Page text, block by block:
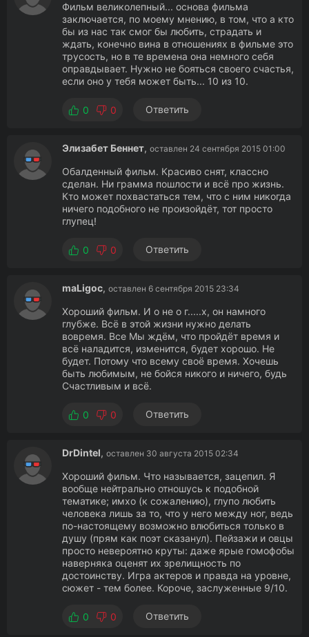
Фильм великолепный... основа фильма
заключается, по моему мнению, в том, что а кто
бы из нас так смог бы любить, страдать и
ждать, конечно вина в отношениях в фильме это
трусость, но в те времена она немного себя
оправдывает. Нужно не бояться своего счастья,
если оно у тебя может быть... 10 из 10.
0 0 Ответить
Элизабет Беннет, оставлен 24 сентября 2015 01:00
Обалденный фильм. Красиво снят, классно
сделан. Ни грамма пошлости и всё про жизнь.
Кто может похвастаться тем, что с ним никогда
ничего подобного не произойдёт, тот просто
глупец!
0 0 Ответить
maLigoc, оставлен 6 сентября 2015 23:34
Хороший фильм. И о не о г.....х, он намного
глубже. Всё в этой жизни нужно делать
вовремя. Все Мы ждём, что пройдёт время и
всё наладится, изменится, будет хорошо. Не
будет. Потому что всему своё время. Хочешь
быть любимым, не бойся никого и ничего, будь
Счастливым и всё.
0 0 Ответить
DrDintel, оставлен 30 августа 2015 02:34
Хороший фильм. Что называется, зацепил. Я
вообще нейтрально отношусь к подобной
тематике; имхо (к сожалению), глупо любить
человека лишь за то, что у него между ног, ведь
по-настоящему возможно влюбиться только в
душу (прям как поэт сказанул). Пейзажи и овцы
просто невероятно круты: даже ярые гомофобы
наверняка оценят их зрелищность по
достоинству. Игра актеров и правда на уровне,
сюжет - тем более. Короче, заслуженные 9/10.
0 0 Ответить